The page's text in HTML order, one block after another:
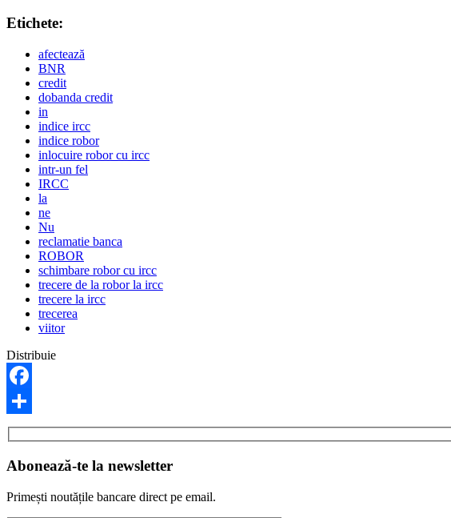
Etichete:
afectează
BNR
credit
dobanda credit
in
indice ircc
indice robor
inlocuire robor cu ircc
intr-un fel
IRCC
la
ne
Nu
reclamatie banca
ROBOR
schimbare robor cu ircc
trecere de la robor la ircc
trecere la ircc
trecerea
viitor
Distribuie
Facebook
Share
Abonează-te la newsletter
Primești noutățile bancare direct pe email.